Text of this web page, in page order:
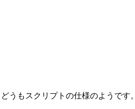
うもスクリプトの仕様のようです。